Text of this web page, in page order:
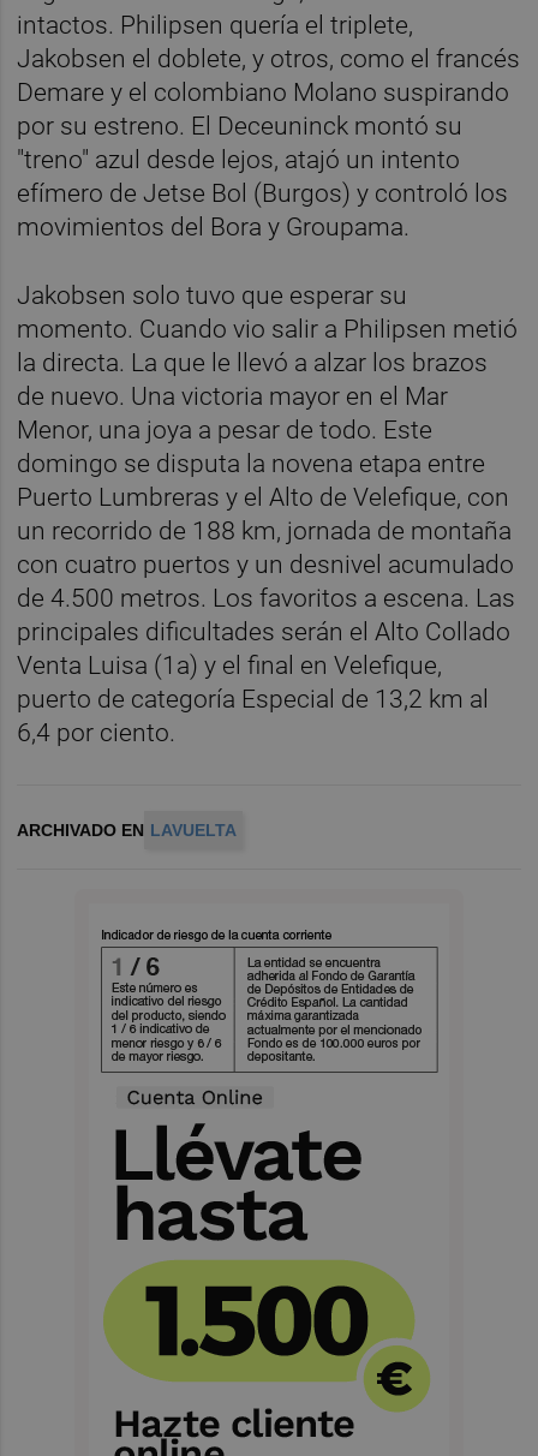
intactos. Philipsen quería el triplete,
Jakobsen el doblete, y otros, como el francés
Demare y el colombiano Molano suspirando
por su estreno. El Deceuninck montó su
"treno" azul desde lejos, atajó un intento
efímero de Jetse Bol (Burgos) y controló los
movimientos del Bora y Groupama.
Jakobsen solo tuvo que esperar su
momento. Cuando vio salir a Philipsen metió
la directa. La que le llevó a alzar los brazos
de nuevo. Una victoria mayor en el Mar
Menor, una joya a pesar de todo. Este
domingo se disputa la novena etapa entre
Puerto Lumbreras y el Alto de Velefique, con
un recorrido de 188 km, jornada de montaña
con cuatro puertos y un desnivel acumulado
de 4.500 metros. Los favoritos a escena. Las
principales dificultades serán el Alto Collado
Venta Luisa (1a) y el final en Velefique,
puerto de categoría Especial de 13,2 km al
6,4 por ciento.
ARCHIVADO EN LAVUELTA